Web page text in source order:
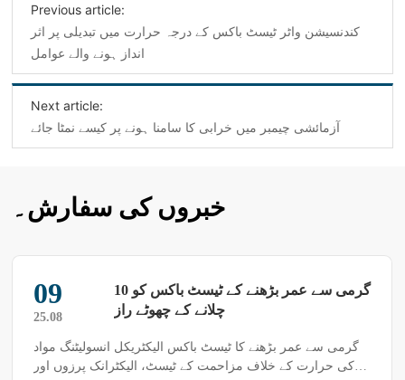
Previous article:
‌کندنسیشن واٹر ٹیسٹ باکس کے درجہ حرارت میں تبدیلی پر اثر
Next article:
آزمائشی چیمبر میں خرابی کا سامنا ہونے پر کیسے نمٹا جائے
خبروں کی سفارش۔
09
25.08
10 گرمی سے عمر بڑھنے کے ٹیسٹ باکس کو
چلانے کے چھوٹے راز
گرمی سے عمر بڑھنے کا ٹیسٹ باکس الیکٹریکل انسولیٹنگ مواد
کی حرارت کے خلاف مزاحمت کے ٹیسٹ، الیکٹرانک پرزوں اور